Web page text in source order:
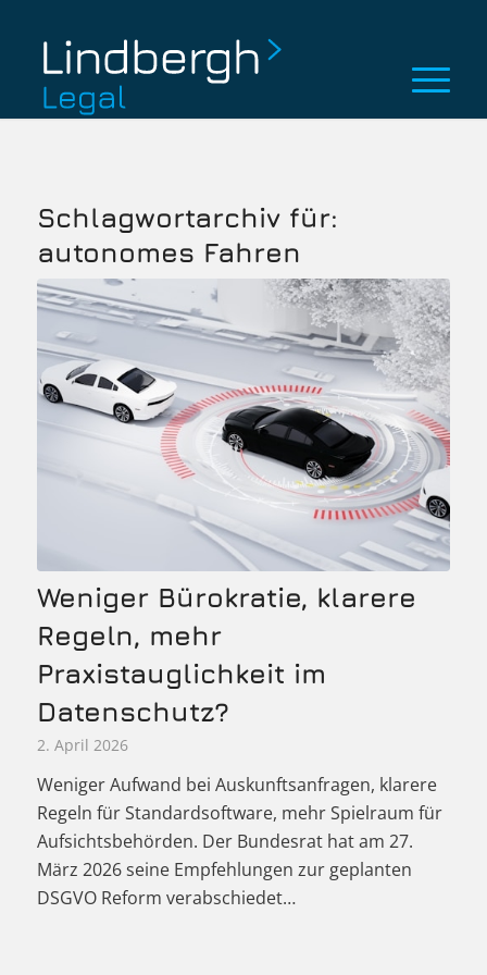
Schlagwortarchiv für:
autonomes Fahren
Weniger Bürokratie, klarere
Regeln, mehr
Praxistauglichkeit im
Datenschutz?
2. April 2026
Weniger Aufwand bei Auskunftsanfragen, klarere
Regeln für Standardsoftware, mehr Spielraum für
Aufsichtsbehörden. Der Bundesrat hat am 27.
März 2026 seine Empfehlungen zur geplanten
DSGVO Reform verabschiedet…